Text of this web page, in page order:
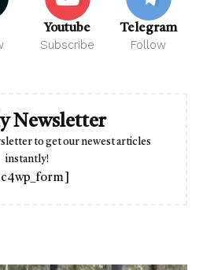
Youtube
Subscribe
Telegram
Follow
Newsletter
to get our newest articles
instantly!